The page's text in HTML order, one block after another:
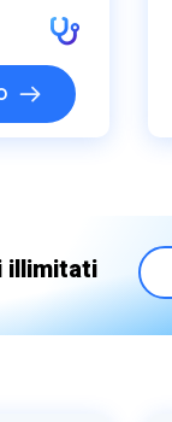
illimitati